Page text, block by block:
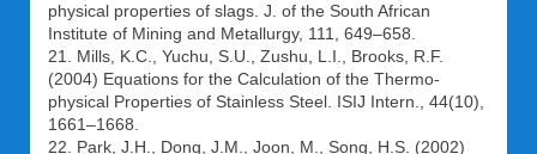
physical properties of slags. J. of the South African
Institute of Mining and Metallurgy, 111, 649–658.
21. Mills, K.C., Yuchu, S.U., Zushu, L.I., Brooks, R.F.
(2004) Equations for the Calculation of the Thermo-
physical Properties of Stainless Steel. ISIJ Intern., 44(10),
1661–1668.
22. Park, J.H., Dong, J.M., Joon, M., Song, H.S. (2002)